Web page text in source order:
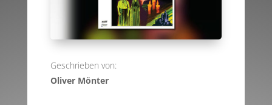
Geschrieben von:
Oliver Mönter